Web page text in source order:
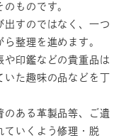
ものです。
出すのではなく、一つ
整理を進めます。
や印鑑などの貴重品は
いた趣味の品などを丁
のある⾰製品等、ご遺
ていくよう修理・脱